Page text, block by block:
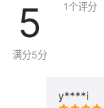
5
满分5分
1个评分
y****i